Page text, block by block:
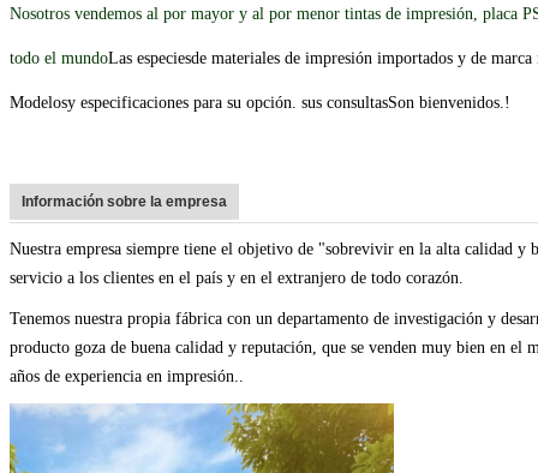
Nosotros vendemos al por mayor y al por menor tintas de impresión, placa
todo el mundoLas especiesde materiales de impresión importados y de marca
Modelosy especificaciones para su opción. sus consultasSon bienvenidos.!
Información sobre la empresa
Nuestra empresa siempre tiene el objetivo de "sobrevivir en la alta calidad
servicio a los clientes en el país y en el extranjero de todo corazón.
Tenemos nuestra propia fábrica con un departamento de investigación y
producto goza de buena calidad y reputación, que se venden muy bien en el
años de experiencia en impresión..